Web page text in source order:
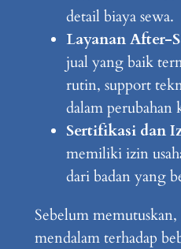
detail biaya sewa.
Layanan After-
jual yang baik
rutin, support
dalam perubahan
Sertifikasi dan
memiliki izin
dari badan yang
Sebelum
mendalam terhadap